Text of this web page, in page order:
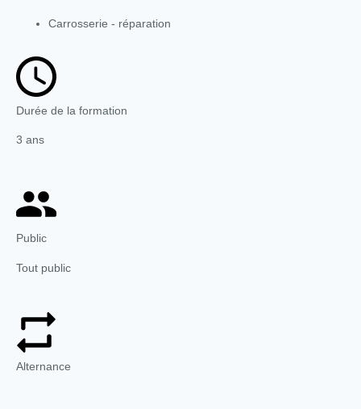
Carrosserie - réparation
Durée de la formation
3 ans
Public
Tout public
Alternance